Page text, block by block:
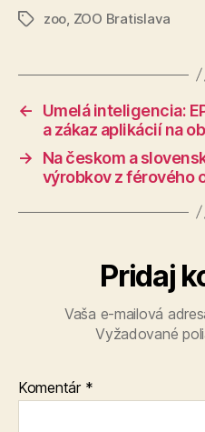
Značky
zoo ZOO Bratislava
←
Umelá inteligencia:
a zákaz aplikácií na
→
Na českom a
výrobkov z férového
Pridaj
Vaša e-mailová
Vyžadované
Komentár *